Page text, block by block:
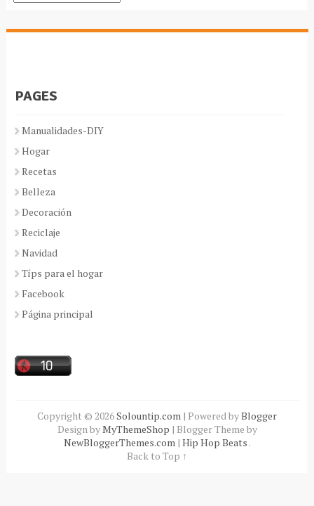
PAGES
Manualidades-DIY
Hogar
Recetas
Belleza
Decoración
Reciclaje
Navidad
Típs para el hogar
Facebook
Página principal
Copyright © 2026Solountip.com | Powered byBlogger
Design byMyThemeShop | Blogger Theme by
NewBloggerThemes.com | Hip Hop Beats .
Back to Top ↑